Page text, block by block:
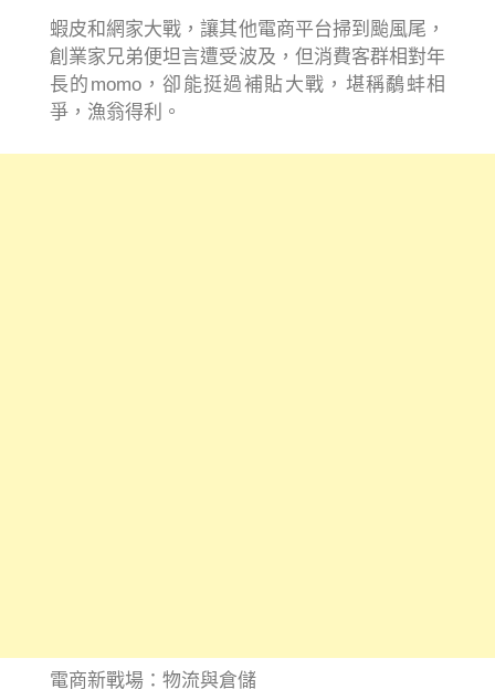
蝦皮和網家大戰，讓其他電商平台掃到颱風尾，
創業家兄弟便坦言遭受波及，但消費客群相對年
長的momo，卻能挺過補貼大戰，堪稱鷸蚌相
爭，漁翁得利。
電商新戰場：物流與倉儲